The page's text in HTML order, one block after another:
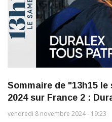
Sommaire de "13h15
2024 sur France 2 :
vendredi 8 novembre 2024 - 19:23